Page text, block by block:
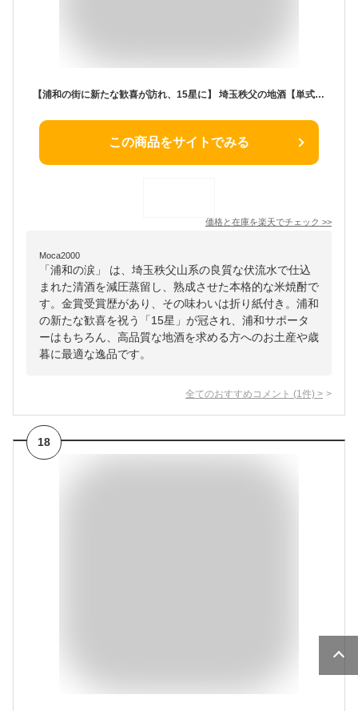
【浦和の街に新たな歓喜が訪れ、15星に】 埼玉秩父の地酒【単式蒸溜焼酎】【米焼酎：浦和の涙】720ml 【箱なし】秩父山系の良質な伏流水で仕込んだ清酒を減圧蒸留し、熟成させた本格焼酎。お土産 米焼酎 「浦和の涙」 25° 15星【秩父物産】金賞受賞 酒蔵 歳暮
この商品をサイトでみる
価格と在庫を楽天でチェック >>
Moca2000
「浦和の涙」 は、埼玉秩父山系の良質な伏流水で仕込
まれた清酒を減圧蒸留し、熟成させた本格的な米焼酎で
す。金賞受賞歴があり、その味わいは折り紙付き。浦和
の新たな歓喜を祝う「15星」が冠され、浦和サポータ
ーはもちろん、高品質な地酒を求める方へのお土産や歳
暮に最適な逸品です。
全てのおすすめコメント (1 件) >
18